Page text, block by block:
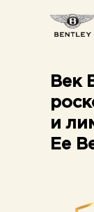
Век
и
Ее